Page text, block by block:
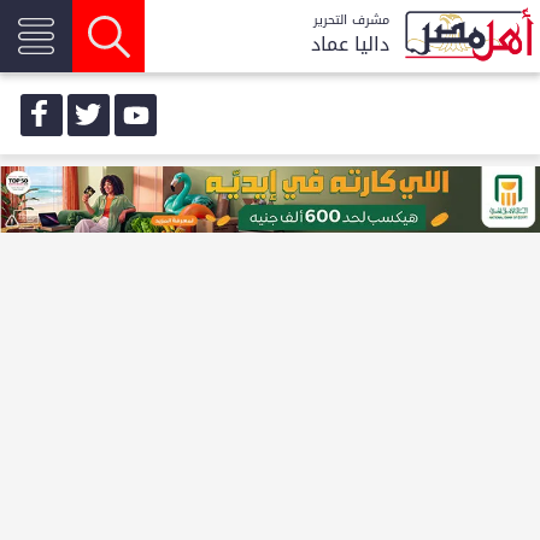
مشرف التحرير
داليا عماد